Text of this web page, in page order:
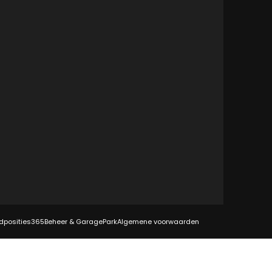
365Beheer & GarageParkAlgemene voorwaarden